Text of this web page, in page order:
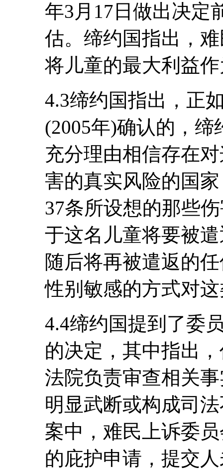
年3月17日做出决定
估。缔约国指出，
将儿童的最大利益
4.3缔约国指出，正
(2005年)确认的，
充分理由相信存在
害的真实风险的国
37条所设想的那些
于这名儿童将要被
随后将再被遣返的
性别敏感的方式对
4.4缔约国提到了委
的决定，其中指出
法院负责审查相关
明显武断或构成司
案中，难民上诉委
的庇护申请，提交